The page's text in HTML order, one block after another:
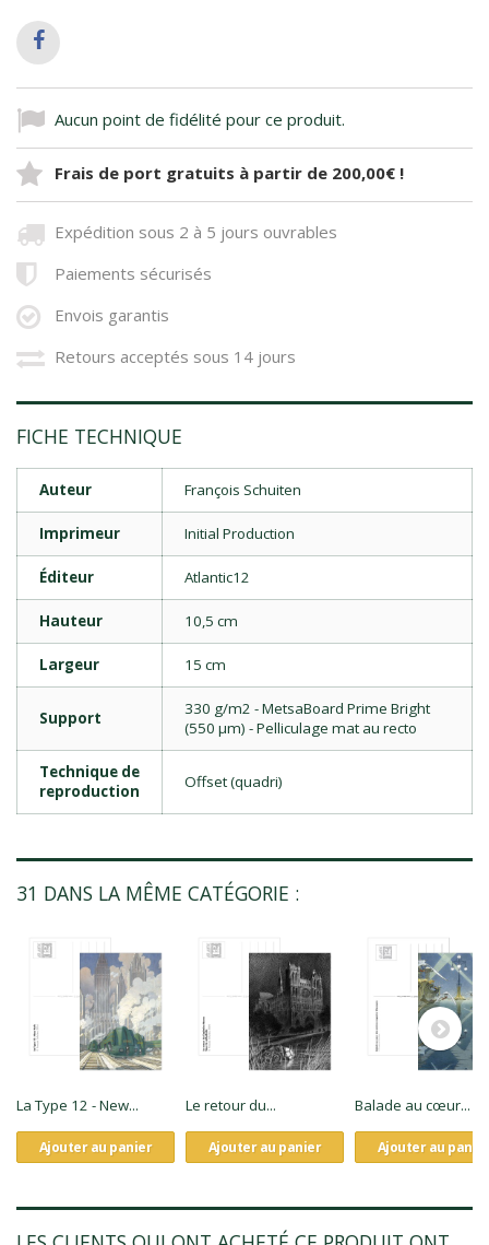
Aucun point de fidélité pour ce produit.
Frais de port gratuits à partir de 200,00€ !
Expédition sous 2 à 5 jours ouvrables
Paiements sécurisés
Envois garantis
Retours acceptés sous 14 jours
FICHE TECHNIQUE
Auteur François Schuiten
Imprimeur Initial Production
Éditeur Atlantic12
Hauteur 10,5 cm
Largeur 15 cm
Support
330 g/m2 - MetsaBoard Prime Bright
(550 µm) - Pelliculage mat au recto
Technique de
reproduction
Offset (quadri)
31 DANS LA MÊME CATÉGORIE :
La Type 12 - New...
Ajouter au panier
Le retour du...
Ajouter au panier
Balade au cœur...
Ajouter au